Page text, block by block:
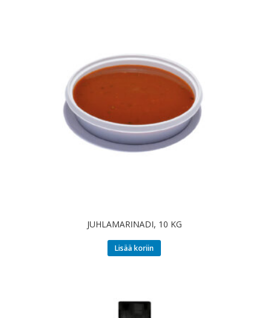
JUHLAMARINADI, 10 KG
Lisää koriin